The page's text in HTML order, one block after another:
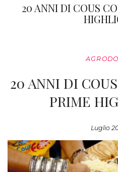
20 ANNI DI COUS
20 ANNI DI
PRIME
Luglio